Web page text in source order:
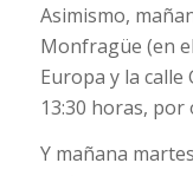
Asimismo,
Monfragüe (en
Europa y la calle
13:30 horas, por
Y mañana